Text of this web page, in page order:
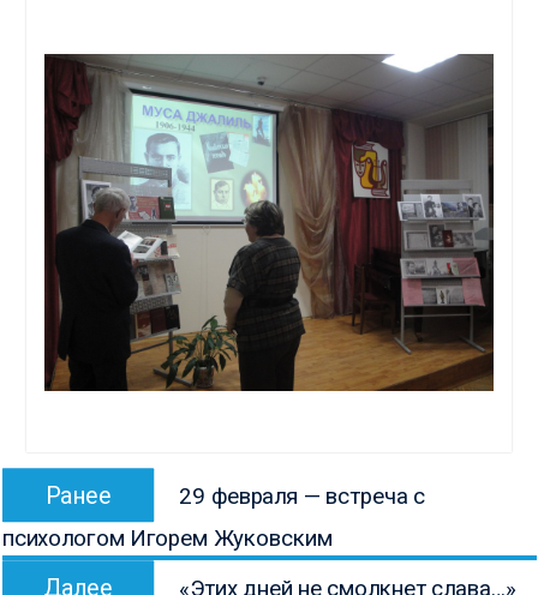
Навигация
записям
Ранее Предыдущая
запись:
29 февраля — встреча с
психологом Игорем Жуковским
Далее «Этих дней не смолкнет слава…»